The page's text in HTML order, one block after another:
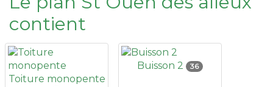
contient
Toiture monopente
Buisson 2 36